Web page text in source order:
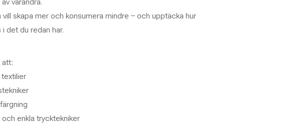
skapa mer och konsumera mindre – och upptäcka hur
det du redan har.
att:
enkla trycktekniker